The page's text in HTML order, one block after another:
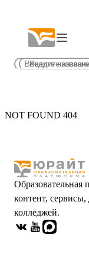
NOT FOUND 404
контент,
колледжей.